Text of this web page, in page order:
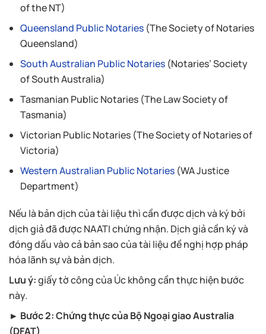
of the NT)
Queensland Public Notaries (The Society of Notaries
Queensland)
South Australian Public Notaries (Notaries’ Society
of South Australia)
Tasmanian Public Notaries (The Law Society of
Tasmania)
Victorian Public Notaries (The Society of Notaries of
Victoria)
Western Australian Public Notaries (WA Justice
Department)
Nếu là bản dịch của tài liệu thì cần được dịch và ký bởi
dịch giả đã được NAATI chứng nhận. Dịch giả cần ký và
đóng dấu vào cả bản sao của tài liệu đề nghị hợp pháp
hóa lãnh sự và bản dịch.
Lưu ý:giấy tờ công của Úc không cần thực hiện bước
này.
► Bước 2: Chứng thực của Bộ Ngoại giao Australia
(DFAT)